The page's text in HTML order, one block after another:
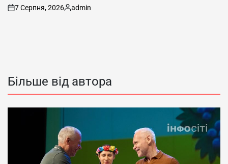
on
7 Серпня, 2026
Опубліковано
admin
Більше від автора